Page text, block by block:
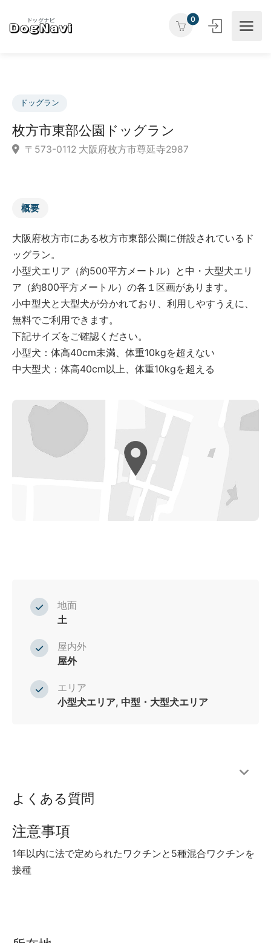
0
枚方市東部公園ドッグラン
概要
大阪府枚方市にある枚方市東部公園に併設されているド
ッグラン。
小型犬エリア（約500平方メートル）と中・大型犬エリ
ア（約800平方メートル）の各１区画があります。
小中型犬と大型犬が分かれており、利用しやすうえに、
無料でご利用できます。
下記サイズをご確認ください。
小型犬：体高40cm未満、体重10kgを超えない
中大型犬：体高40cm以上、体重10kgを超える
地面
土
屋内外
屋外
エリア
小型犬エリア, 中型・大型犬エリア
よくある質問
注意事項
1年以内に法で定められたワクチンと5種混合ワクチンを
接種